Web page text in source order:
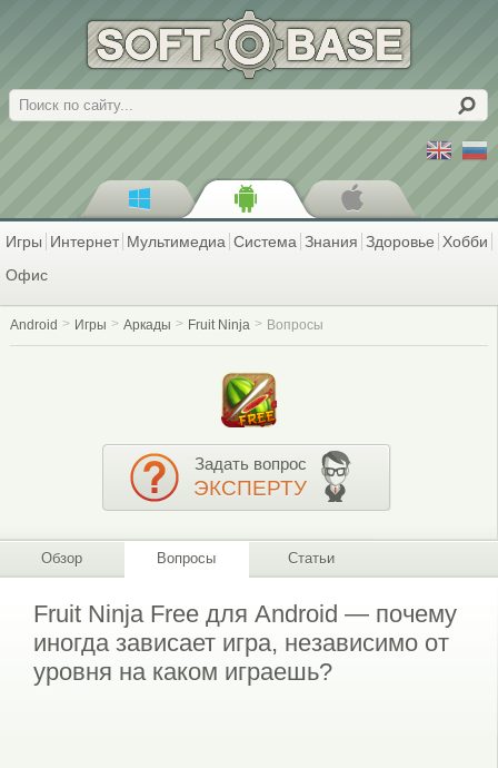
Поиск
Игры Интернет Мультимедиа Система Знания Здоровье Хобби
Офис
Android Игры Аркады Fruit Ninja Вопросы
Задать вопрос
ЭКСПЕРТУ
Обзор Вопросы Статьи
Fruit Ninja Free для Android — почему
иногда зависает игра, независимо от
уровня на каком играешь?